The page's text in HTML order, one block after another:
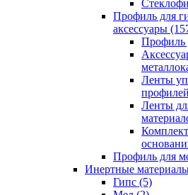
Профиль для
аксессуары
Профиль
Ленты
Ленты
Профиль для
Инертные
Гипс (5)